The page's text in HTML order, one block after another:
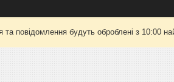
повідомлення будуть оброблені з 10:00